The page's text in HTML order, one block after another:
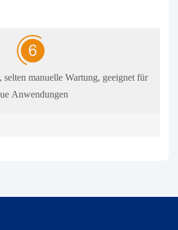
manuelle Wartung, geeignet für
Anwendungen